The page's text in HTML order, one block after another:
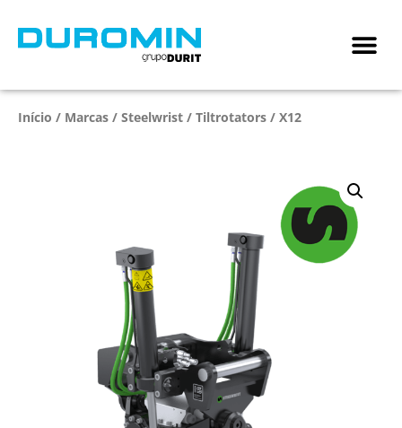
Início / Marcas / Steelwrist / Tiltrotators / X12